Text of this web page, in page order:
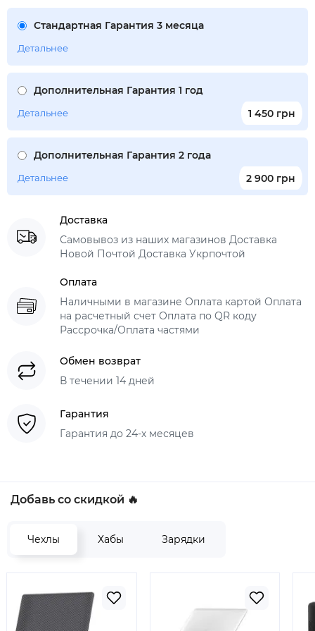
Стандартная Гарантия 3 месяца
Детальнее
Дополнительная Гарантия 1 год
1 450 грн
Детальнее
Дополнительная Гарантия 2 года
2 900 грн
Детальнее
Доставка
Самовывоз из наших магазинов Доставка
Новой Почтой Доставка Укрпочтой
Оплата
Наличными в магазине Оплата картой Оплата
на расчетный счет Оплата по QR коду
Рассрочка/Оплата частями
Обмен возврат
В течении 14 дней
Гарантия
Гарантия до 24-х месяцев
Добавь со скидкой 🔥
Чехлы Хабы Зарядки